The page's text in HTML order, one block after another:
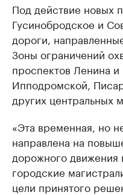
Под действие новых
Гусинобродское и
дороги,
Зоны ограничений
проспектов Ленина и
Ипподромской,
других центральных
«Эта временная, но
направлена на
дорожного движения
городские
цели принятого